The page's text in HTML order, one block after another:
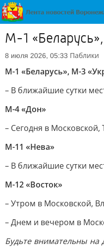
М-1
8 июля 2026, 05:33 Паблики
М-1 «Беларусь», М-3
– В ближайшие сутки
М-4 «Дон»
– Сегодня в
М-11 «Нева»
– В ближайшие сутки
М-12 «Восток»
– Утром в Московской,
– Днем и вечером в
Будьте внимательны